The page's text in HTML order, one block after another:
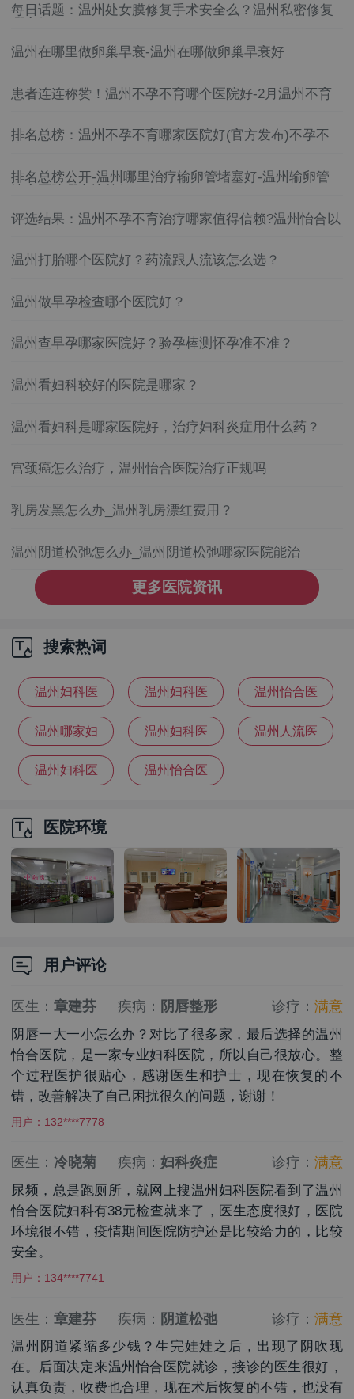
每日话题：温州处女膜修复手术安全么？温州私密修复
温州在哪里做卵巢早衰-温州在哪做卵巢早衰好
患者连连称赞！温州不孕不育哪个医院好-2月温州不育
排名总榜：温州不孕不育哪家医院好(官方发布)不孕不
排名总榜公开-温州哪里治疗输卵管堵塞好-温州输卵管
评选结果：温州不孕不育治疗哪家值得信赖?温州怡合以
温州打胎哪个医院好？药流跟人流该怎么选？
温州做早孕检查哪个医院好？
温州查早孕哪家医院好？验孕棒测怀孕准不准？
温州看妇科较好的医院是哪家？
温州看妇科是哪家医院好，治疗妇科炎症用什么药？
宫颈癌怎么治疗，温州怡合医院治疗正规吗
乳房发黑怎么办_温州乳房漂红费用？
温州阴道松弛怎么办_温州阴道松弛哪家医院能治
更多医院资讯
搜索热词
温州妇科医
院排名
温州妇科医
院哪家好
温州怡合医
院
温州哪家妇
科医院好
温州妇科医
院怎么选
温州人流医
温州妇科医
靠谱
温州怡合医
医院环境
用户评论
医生：章建芬 疾病： 阴唇整形 诊疗： 满意
阴唇一大一小怎么办？对比了很多家，最后选择的温州
怡合医院，是一家专业妇科医院，所以自己很放心。整
个过程医护很贴心，感谢医生和护士，现在恢复的不
错，改善解决了自己困扰很久的问题，谢谢！
用户：132****7778
医生：冷晓菊 疾病：妇科炎症 诊疗： 满意
尿频，总是跑厕所，就网上搜温州妇科医院看到了温州
怡合医院妇科有38元检查就来了，医生态度很好，医院
环境很不错，疫情期间医院防护还是比较给力的，比较
安全。
用户：134****7741
医生：章建芬 疾病： 阴道松弛 诊疗： 满意
温州阴道紧缩多少钱？生完娃娃之后，出现了阴吹现
在。后面决定来温州怡合医院就诊，接诊的医生很好，
认真负责，收费也合理，现在术后恢复的不错，也没有